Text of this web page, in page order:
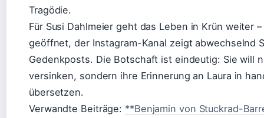
Tragödie.
Für Susi Dahlmeier geht das Leben in Krün weiter
geöffnet, der Instagram-Kanal zeigt abwechselnd
Gedenkposts. Die Botschaft ist eindeutig: Sie will
versinken, sondern ihre Erinnerung an Laura in
übersetzen.
Verwandte Beiträge: **Benjamin von Stuckrad-